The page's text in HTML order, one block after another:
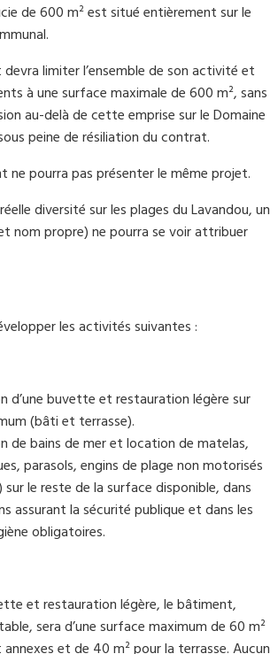
de 600 m² est situé entièrement sur le
limiter l’ensemble de son activité et
à une surface maximale de 600 m², sans
au-delà de cette emprise sur le Domaine
peine de résiliation du contrat.
ne pourra pas présenter le même projet.
diversité sur les plages du Lavandou, un
nom propre) ne pourra se voir attribuer
les activités suivantes :
d’une buvette et restauration légère sur
(bâti et terrasse).
de bains de mer et location de matelas,
parasols, engins de plage non motorisés
le reste de la surface disponible, dans
assurant la sécurité publique et dans les
obligatoires.
et restauration légère, le bâtiment,
sera d’une surface maximum de 60 m²
et de 40 m² pour la terrasse. Aucun